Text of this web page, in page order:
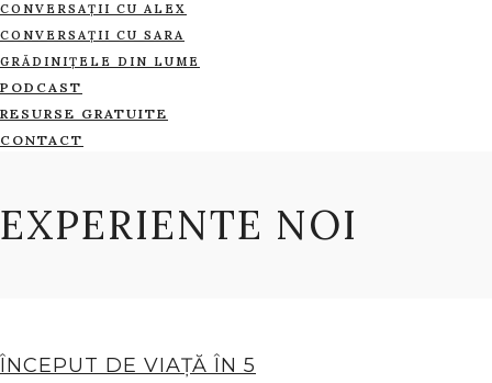
CONVERSAȚII CU ALEX
CONVERSAȚII CU SARA
GRĂDINIȚELE DIN LUME
PODCAST
RESURSE GRATUITE
CONTACT
EXPERIENTE NOI
ÎNCEPUT DE VIAȚĂ ÎN 5